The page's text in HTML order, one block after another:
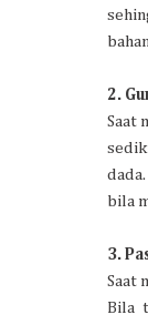
2.
Saat
bila
3.
Saat
Bila